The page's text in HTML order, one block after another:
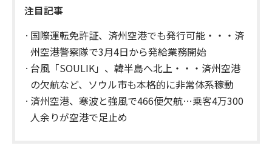
注目記事
国際運転免許証、済州空港でも発行可能・・・済
州空港警察隊で3月4日から発給業務開始
台風「SOULIK」、韓半島へ北上・・・済州空港
の欠航など、ソウル市も本格的に非常体系稼動
済州空港、寒波と強風で466便欠航…乗客4万300
人余りが空港で足止め